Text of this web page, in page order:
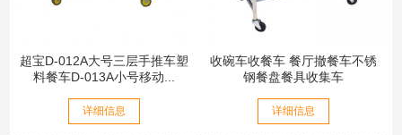
超宝D-012A大号三层手推车塑
料餐车D-013A小号移动...
详细信息
收碗车收餐车 餐厅撤餐车不锈
钢餐盘餐具收集车
详细信息